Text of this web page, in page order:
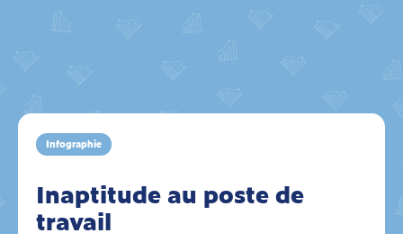
Infographie
Inaptitude au poste de
travail